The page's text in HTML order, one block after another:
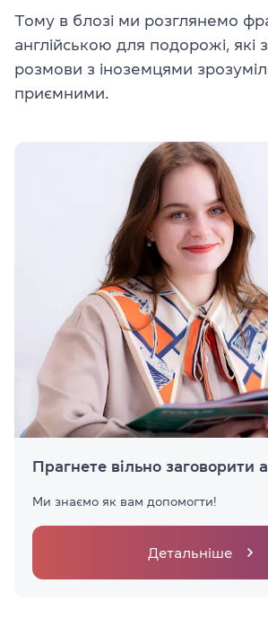
Тому в блозі ми розглянемо
англійською для подорожі, які
розмови з іноземцями
приємними.
Прагнете вільно заговорити
Ми знаємо як вам допомогти!
Детальніше